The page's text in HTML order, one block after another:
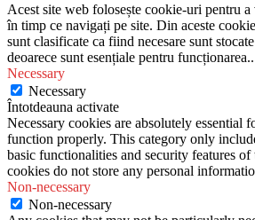
Acest site web folosește cookie-uri pentru
în timp ce navigați pe site. Din aceste
sunt clasificate ca fiind necesare sunt
deoarece sunt esențiale pentru funcționarea
Necessary
Necessary
Întotdeauna activate
Necessary cookies are absolutely essential
function properly. This category only
basic functionalities and security features of
cookies do not store any personal
Non-necessary
Non-necessary